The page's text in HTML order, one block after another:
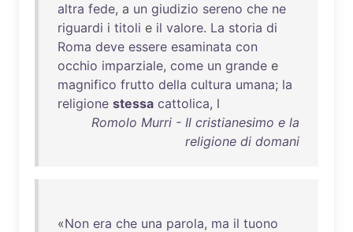
altra fede, a un giudizio sereno che ne
riguardi i titoli e il valore. La storia di
Roma deve essere esaminata con
occhio imparziale, come un grande e
magnifico frutto della cultura umana; la
religione stessa cattolica, l
Romolo Murri - Il cristianesimo e la
religione di domani
«Non era che una parola, ma il tuono